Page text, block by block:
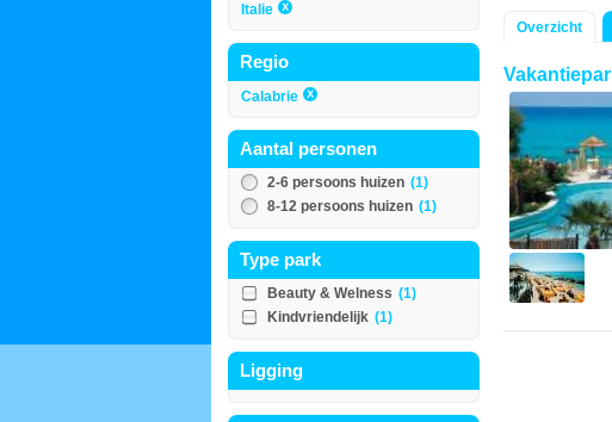
Italie
Regio
Calabrie
Aantal personen
2-6 persoons huizen (1)
8-12 persoons huizen (1)
Type park
Beauty & Welness (1)
Kindvriendelijk (1)
Ligging
Overzicht